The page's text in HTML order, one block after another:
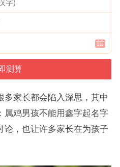
多家长都会陷入深思，其中
属鸡男孩不能用鑫字起名字
论，也让许多家长在为孩子